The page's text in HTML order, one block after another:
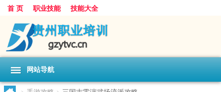
首 页 职业技能 技能大全
网站导航